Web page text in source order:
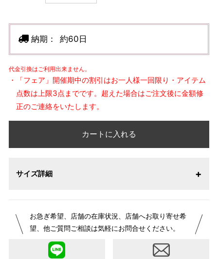
納期： 約60日
代金引換はご利用出来ません。
・「フェア」開催期中の割引はお一人様一回限り・アイテム
点数は上限3点までです。超えた場合はご注文後に金額修
正のご連絡をいたします。
カートに入れる
サイズ詳細
お急ぎ希望、店舗の在庫状況、店舗へお取り寄せ希
望、他ご質問ご相談は気軽にお問合せください。